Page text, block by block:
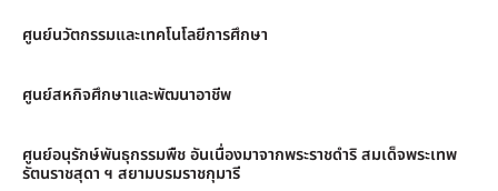
ศูนย์นวัตกรรมและเทคโนโลยีการศึกษา
ศูนย์สหกิจศึกษาและพัฒนาอาชีพ
ศูนย์อนุรักษ์พันธุกรรมพืช อันเนื่องมาจากพระราชดำริ สมเด็จพระเทพ
รัตนราชสุดา ฯ สยามบรมราชกุมารี